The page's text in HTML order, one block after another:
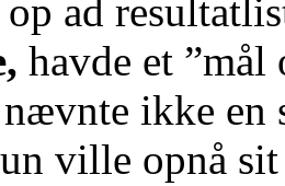
ad
havde et
nævnte ikke en
ville opnå